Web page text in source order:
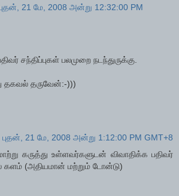
21 மே, 2008 அன்று 12:32:00 PM
சந்திப்புகள் பலமுறை நடந்துருக்கு.
தகவல் தருவேன்:-)))
புதன், 21 மே, 2008 அன்று 1:12:00 PM GMT+8
கருத்து உள்ளவர்களுடன் விவாதிக்க பதிவர்
களம் (அதியமான் மற்றும் டோன்டு)